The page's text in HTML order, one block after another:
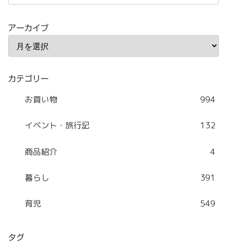
アーカイブ
カテゴリー
お買い物 994
イベント・旅行記 132
商品紹介 4
暮らし 391
育児 549
タグ